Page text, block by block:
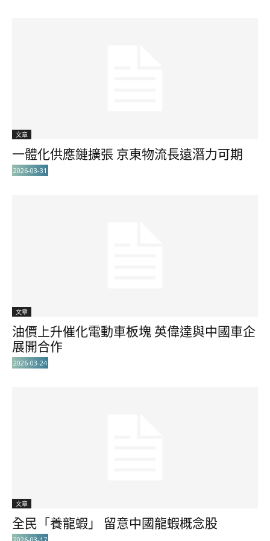
文章
一體化供應鏈擴張 京東物流長遠潛力可期
2026-03-31
文章
油價上升催化電動車板塊 英偉達與中國車企
展開合作
2026-03-24
文章
全民「養龍蝦」 留意中國龍蝦概念股